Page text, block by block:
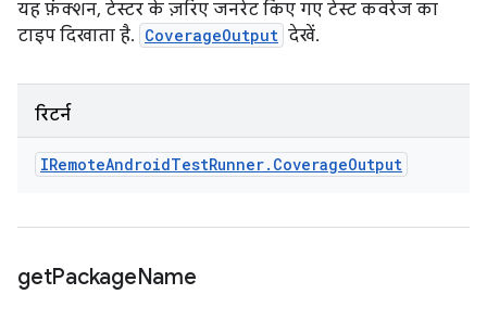
यह फ़ंक्शन, टेस्टर के ज़रिए जनरेट किए गए टेस्ट कवरेज का
टाइप दिखाता है. CoverageOutput देखें.
रिटर्न
IRemoteAndroidTestRunner. CoverageOutput
getPackageName